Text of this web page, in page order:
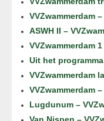
VVZwammerdam
ASWH II –
VVZwammerdam
Uit het
VVZwammerdam
VVZwammerdam
Lugdunum –